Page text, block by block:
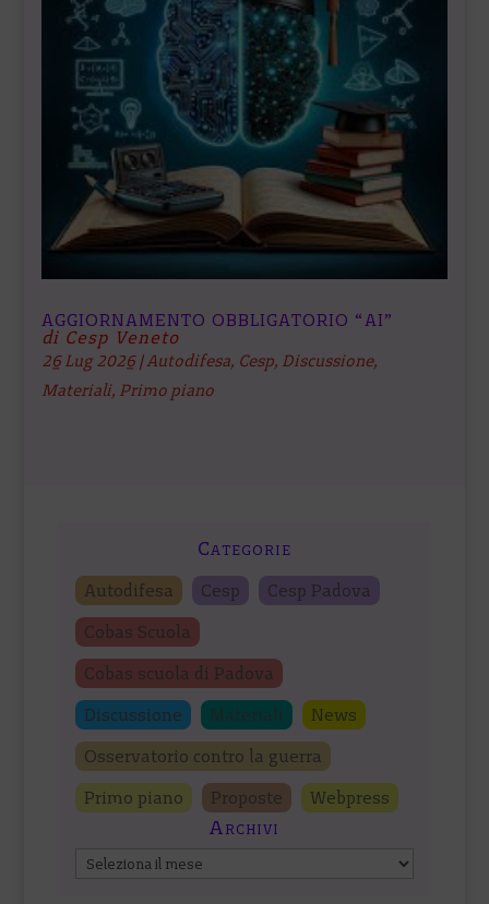
AGGIORNAMENTO OBBLIGATORIO “AI”
di Cesp Veneto
26 Lug 2026|Autodifesa, Cesp, Discussione,
Materiali, Primo piano
Categorie
Autodifesa Cesp
Cesp Padova
Cobas Scuola
Cobas scuola di Padova
Discussione
Materiali
News
Osservatorio contro la guerra
Primo piano
Proposte Webpress
Archivi
Archivi